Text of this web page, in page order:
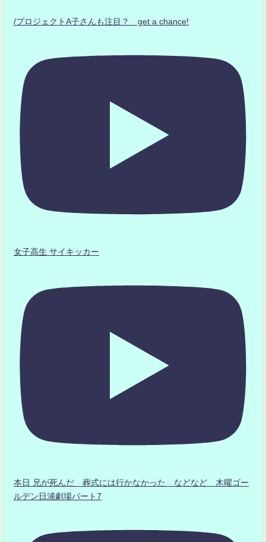
/プロジェクトA子さんも注目？ get a chance!
女子高生 サイキッカー
本日 兄が死んだ 葬式には行かなかった などなど 木曜ゴー
ルデン日浦劇場パート7